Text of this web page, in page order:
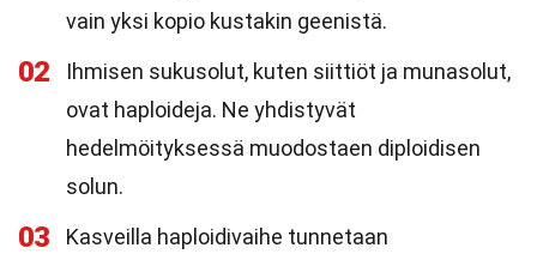
vain yksi kopio kustakin geenistä.
02
Ihmisen sukusolut, kuten siittiöt ja munasolut,
ovat haploideja. Ne yhdistyvät
hedelmöityksessä muodostaen diploidisen
solun.
03
Kasveilla haploidivaihe tunnetaan